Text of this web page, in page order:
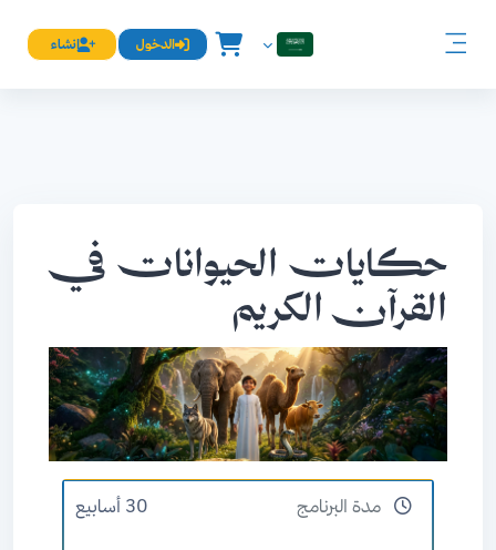
العربية ‎(ar)‎ الدخول إنشاء
حكايات الحيوانات في
القرآن الكريم
مدة البرنامج 30 أسابيع